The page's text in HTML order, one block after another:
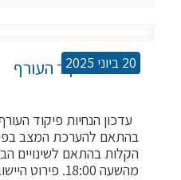
20 ביוני 2025
הנחיות פיקוד העורף
עדכון הנחיות פיקוד
בהתאם להערכת המצב
הקלות בהתאם לשינויים
מהשעה 18:00. פירוט היישובים